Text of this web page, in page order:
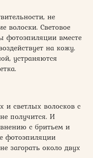
не
волоски. Световое
фотоэпиляции вместе
на кожу.
устраняются
и светлых волосков с
получится. И
с бритьем и
фотоэпиляции
загорать около двух